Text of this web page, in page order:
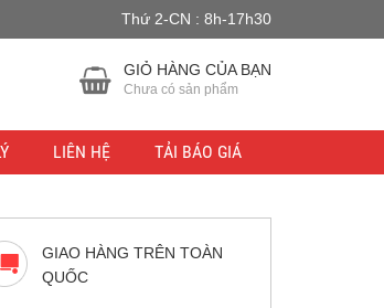
Thứ 2-CN : 8h-17h30
GIỎ HÀNG CỦA BẠN
Chưa có sản phẩm
LIÊN HỆ TẢI BÁO GIÁ
GIAO HÀNG TRÊN TOÀN
QUỐC